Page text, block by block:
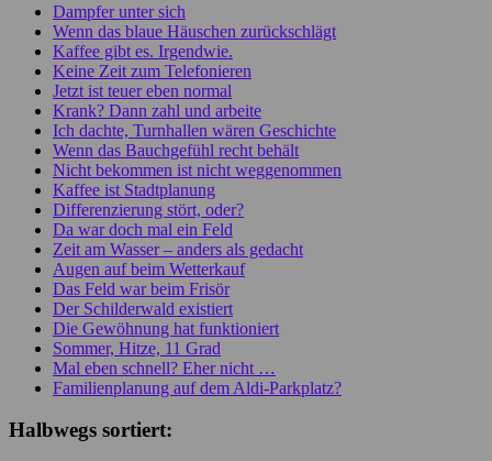
Dampfer unter sich
Wenn das blaue Häuschen zurückschlägt
Kaffee gibt es. Irgendwie.
Keine Zeit zum Telefonieren
Jetzt ist teuer eben normal
Krank? Dann zahl und arbeite
Ich dachte, Turnhallen wären Geschichte
Wenn das Bauchgefühl recht behält
Nicht bekommen ist nicht weggenommen
Kaffee ist Stadtplanung
Differenzierung stört, oder?
Da war doch mal ein Feld
Zeit am Wasser – anders als gedacht
Augen auf beim Wetterkauf
Das Feld war beim Frisör
Der Schilderwald existiert
Die Gewöhnung hat funktioniert
Sommer, Hitze, 11 Grad
Mal eben schnell? Eher nicht …
Familienplanung auf dem Aldi-Parkplatz?
Halbwegs sortiert: